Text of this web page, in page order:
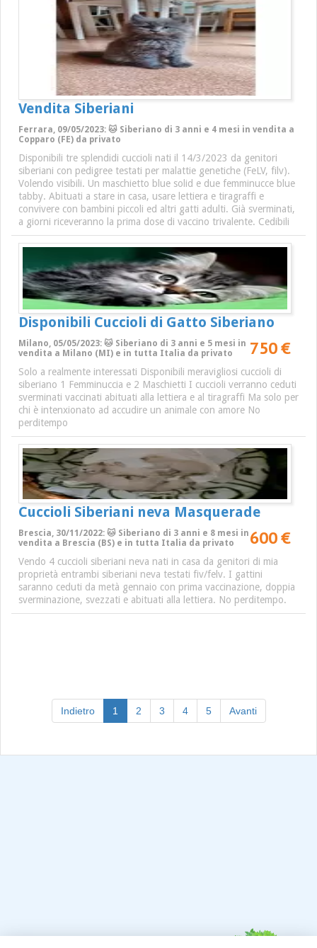
Vendita Siberiani
Ferrara, 09/05/2023: 🐱 Siberiano di 3 anni e 4 mesi in vendita a
Copparo (FE) da privato
Disponibili tre splendidi cuccioli nati il 14/3/2023 da genitori
siberiani con pedigree testati per malattie genetiche (FeLV, filv).
Volendo visibili. Un maschietto blue solid e due femminucce blue
tabby. Abituati a stare in casa, usare lettiera e tiragraffi e
convivere con bambini piccoli ed altri gatti adulti. Già sverminati,
a giorni riceveranno la prima dose di vaccino trivalente. Cedibili
Disponibili Cuccioli di Gatto Siberiano
750 €
Milano, 05/05/2023: 🐱 Siberiano di 3 anni e 5 mesi in
vendita a Milano (MI) e in tutta Italia da privato
Solo a realmente interessati Disponibili meravigliosi cuccioli di
siberiano 1 Femminuccia e 2 Maschietti I cuccioli verranno ceduti
sverminati vaccinati abituati alla lettiera e al tiragraffi Ma solo per
chi è intenxionato ad accudire un animale con amore No
perditempo
Cuccioli Siberiani neva Masquerade
600 €
Brescia, 30/11/2022: 🐱 Siberiano di 3 anni e 8 mesi in
vendita a Brescia (BS) e in tutta Italia da privato
Vendo 4 cuccioli siberiani neva nati in casa da genitori di mia
proprietà entrambi siberiani neva testati fiv/felv. I gattini
saranno ceduti da metà gennaio con prima vaccinazione, doppia
sverminazione, svezzati e abituati alla lettiera. No perditempo.
Indietro 1 (current)
2 3 4 5 Avanti